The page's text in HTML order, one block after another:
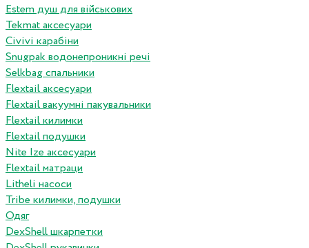
Estem душ для військових
Tekmat аксесуари
Сivivi карабіни
Snugpak водонепроникні речі
Selkbag спальники
Flextail аксесуари
Flextail вакуумні пакувальники
Flextail килимки
Flextail подушки
Nite Ize аксесуари
Flextail матраци
Litheli насоси
Tribe килимки, подушки
Одяг
DexShell шкарпетки